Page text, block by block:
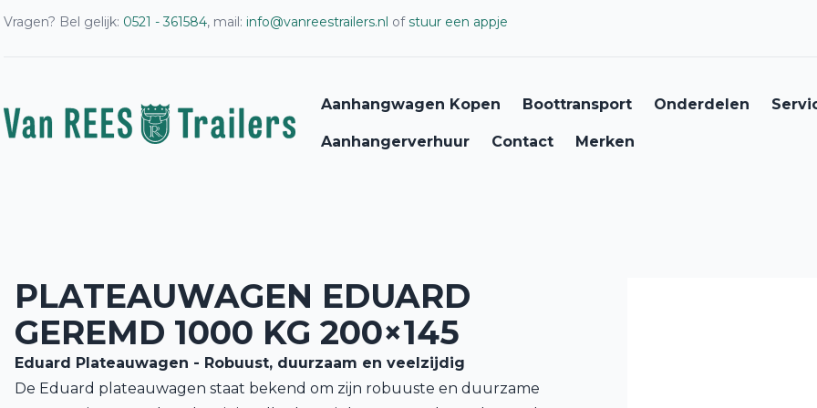
Vragen? Bel gelijk: 0521 - 361584, mail: info@vanreestrailers.nl ofstuur een appje
Aanhangwagen Kopen Boottransport Onderdelen
Aanhangerverhuur Contact Merken
PLATEAUWAGEN EDUARD
GEREMD 1000 KG 200×145
Eduard Plateauwagen - Robuust, duurzaam en veelzijdig
De Eduard plateauwagen staat bekend om zijn robuuste en duurzame